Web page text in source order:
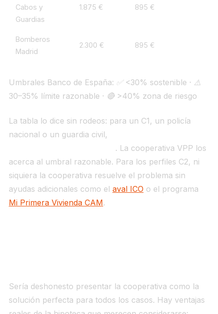
Cabos y
Guardias
1.875 € 895 €
Bomberos
Madrid
2.300 € 895 €
Umbrales Banco de España: ✅ <30% sostenible · ⚠️
30–35% límite razonable · 🔴 >40% zona de riesgo
La tabla lo dice sin rodeos: para un C1, un policía
nacional o un guardia civil,
. La cooperativa VPP los
acerca al umbral razonable. Para los perfiles C2, ni
siquiera la cooperativa resuelve el problema sin
ayudas adicionales como el aval ICO o el programa
Mi Primera Vivienda CAM.
Sería deshonesto presentar la cooperativa como la
solución perfecta para todos los casos. Hay ventajas